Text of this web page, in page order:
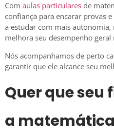
Com aulas particulares de
confiança para encarar provas
a estudar com mais
melhora seu desempenho
Nós acompanhamos de perto
garantir que ele alcance seu
Quer que seu
a